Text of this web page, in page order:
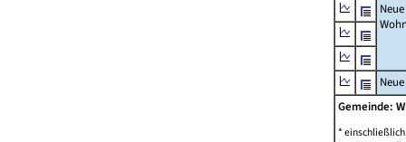
Neue
Gemeinde:
*